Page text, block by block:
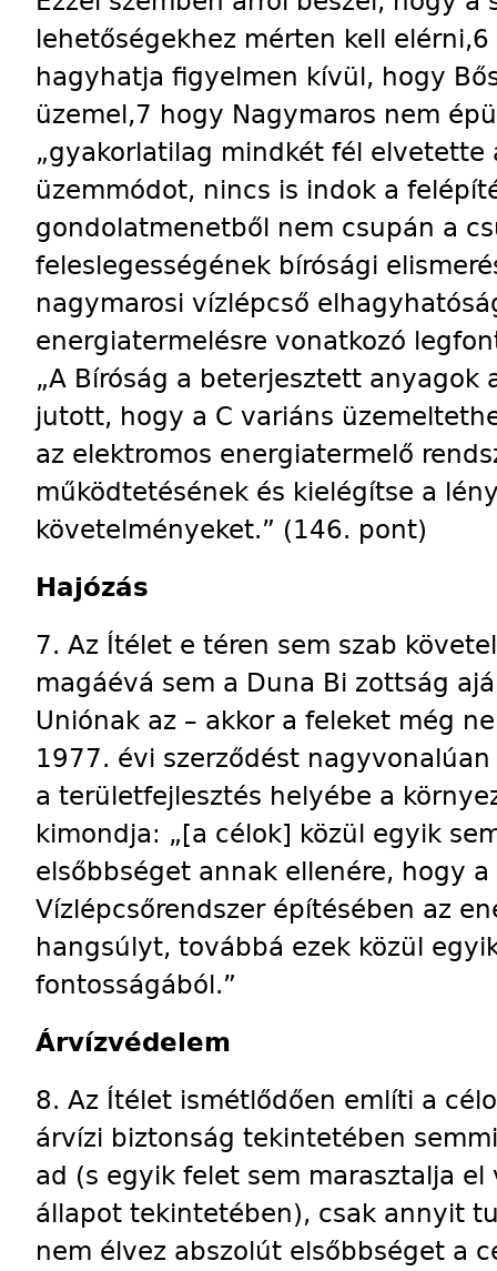
lehetőségekhez mérten kell
hagyhatja figyelmen kívül, hogy
üzemel,7 hogy Nagymaros nem
„gyakorlatilag mindkét fél elvetette
üzemmódot, nincs is indok a
gondolatmenetből nem csupán a
feleslegességének bírósági
nagymarosi vízlépcső
energiatermelésre vonatkozó
„A Bíróság a beterjesztett anyagok
jutott, hogy a C variáns
az elektromos energiatermelő
működtetésének és kielégítse a
követelményeket.” (146. pont)
Hajózás
7. Az Ítélet e téren sem szab
magáévá sem a Duna Bi zottság
Uniónak az – akkor a feleket még
1977. évi szerződést
a területfejlesztés helyébe a
kimondja: „[a célok] közül egyik
elsőbbséget annak ellenére, hogy a
Vízlépcsőrendszer építésében az
hangsúlyt, továbbá ezek közül
fontosságából.”
Árvízvédelem
8. Az Ítélet ismétlődően említi a
árvízi biztonság tekintetében
ad (s egyik felet sem marasztalja
állapot tekintetében), csak annyit
nem élvez abszolút elsőbbséget a